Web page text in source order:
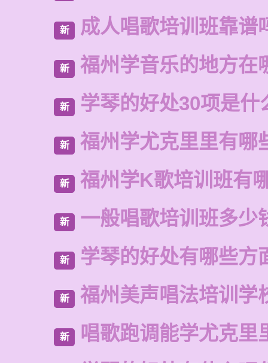
新 成人唱歌培训班靠谱
新 福州学音乐的地方在
新 学琴的好处30项是什
新 福州学尤克里里有哪
新 福州学K歌培训班有
新 一般唱歌培训班多少
新 学琴的好处有哪些方
新 福州美声唱法培训学
新 唱歌跑调能学尤克里